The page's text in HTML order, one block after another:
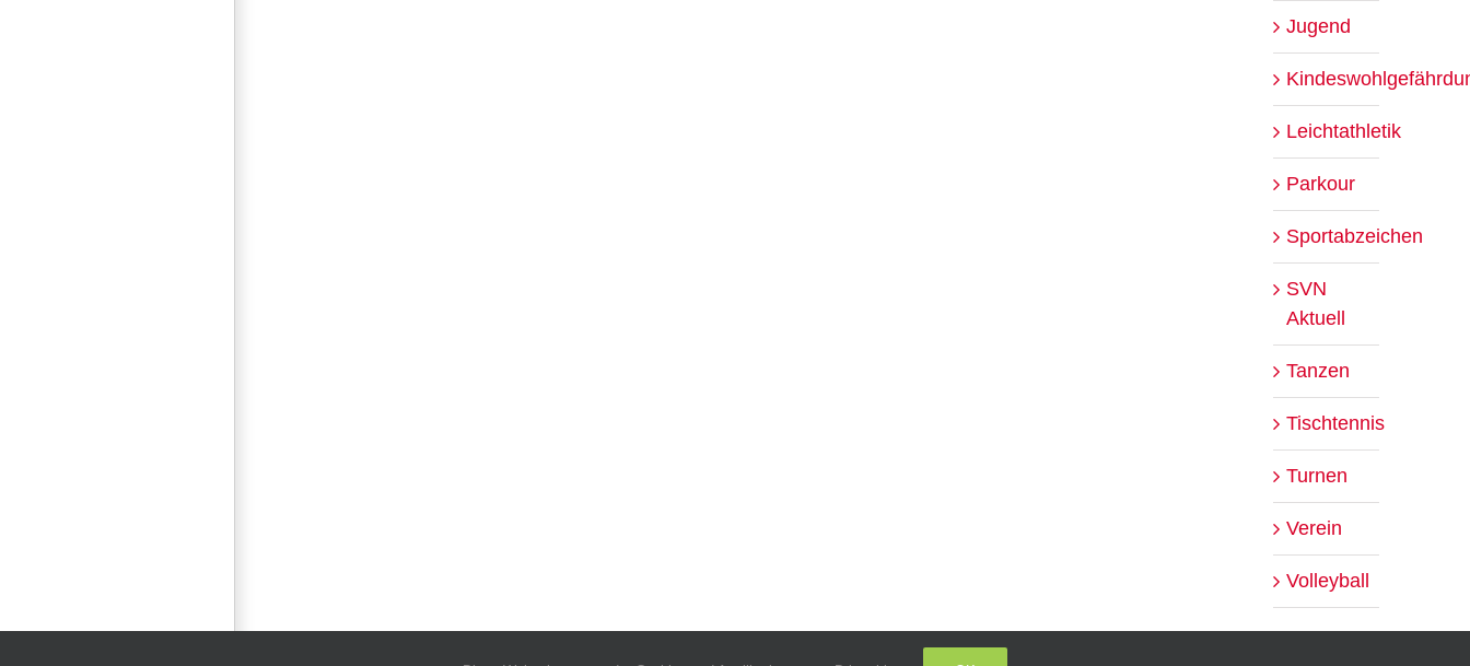
Jugend
Leichtathletik
Parkour
Sportabzeichen
SVN
Aktuell
Tanzen
Tischtennis
Turnen
Verein
Volleyball